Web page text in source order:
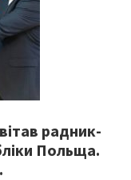
радник-
Польща.